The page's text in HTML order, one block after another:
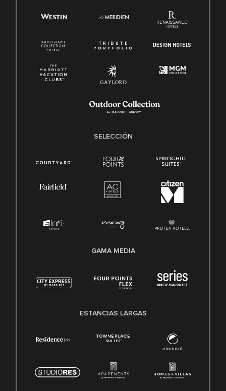
SELECCIÓN
GAMA MEDIA
ESTANCIAS LARGAS